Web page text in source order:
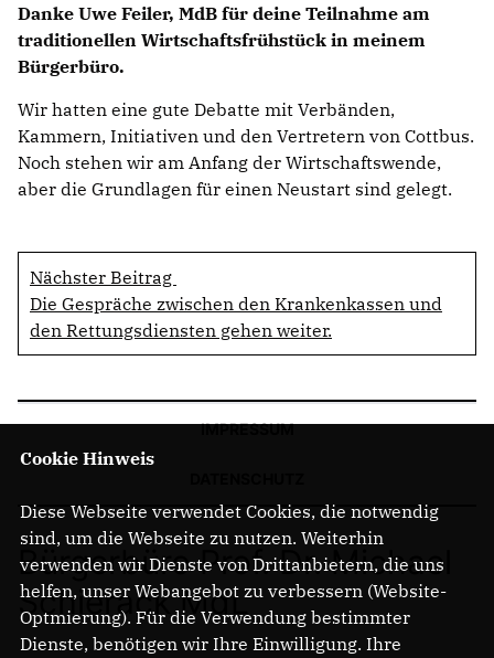
Danke Uwe Feiler, MdB für deine Teilnahme am
traditionellen Wirtschaftsfrühstück in meinem
Bürgerbüro.
Wir hatten eine gute Debatte mit Verbänden,
Kammern, Initiativen und den Vertretern von Cottbus.
Noch stehen wir am Anfang der Wirtschaftswende,
aber die Grundlagen für einen Neustart sind gelegt.
Nächster Beitrag
Die Gespräche zwischen den Krankenkassen und
den Rettungsdiensten gehen weiter.
IMPRESSUM
Bürgerbüro Prof. Dr. Michael
Schierack MdL
Cookie Hinweis
Diese Webseite verwendet Cookies, die notwendig
sind, um die Webseite zu nutzen. Weiterhin
verwenden wir Dienste von Drittanbietern, die uns
helfen, unser Webangebot zu verbessern (Website-
Optmierung). Für die Verwendung bestimmter
Dienste, benötigen wir Ihre Einwilligung. Ihre